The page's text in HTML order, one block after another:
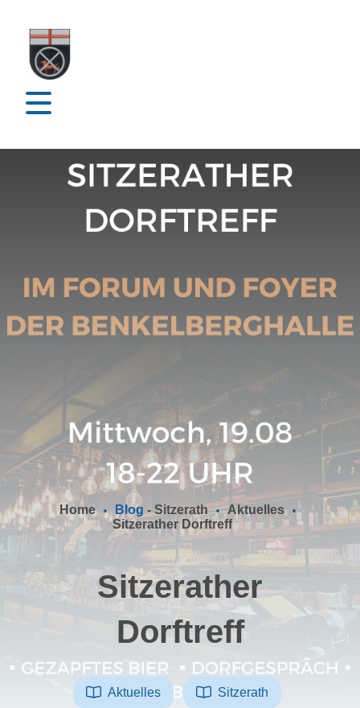
Home Blog - Sitzerath
Aktuelles
Sitzerather Dorftreff
Sitzerather
Dorftreff
Aktuelles Sitzerath